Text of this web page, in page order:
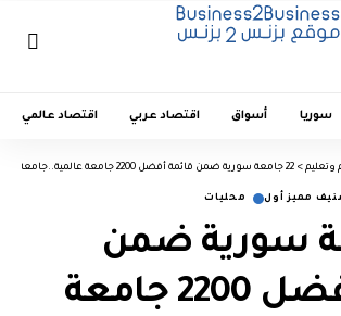
سوريا أسواق اقتصاد عربي اقتصاد عالمي
وتعليم > 22 جامعة سورية ضمن قائمة أفضل 2200 جامعة عالمية..جامعة دمشق بالمرتبة 507 وجامعة اليرموك تحصل على افضل ظهور عالمي
مميز أول محليات
سورية ضمن
قائمة أفضل 2200 جامعة